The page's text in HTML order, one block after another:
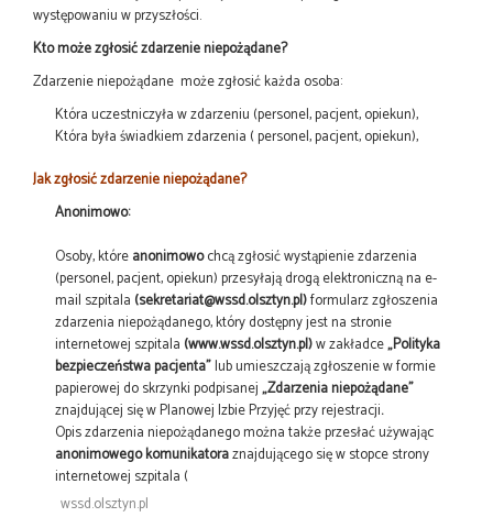
występowaniu w przyszłości.
Kto może zgłosić zdarzenie niepożądane?
Zdarzenie niepożądane może zgłosić każda osoba:
Która uczestniczyła w zdarzeniu (personel, pacjent, opiekun),
Która była świadkiem zdarzenia ( personel, pacjent, opiekun),
Jak zgłosić zdarzenie niepożądane?
Anonimowo:
Osoby, któreanonimowochcą zgłosić wystąpienie zdarzenia
(personel, pacjent, opiekun) przesyłają drogą elektroniczną na e-
mail szpitala (sekretariat@wssd.olsztyn.pl)formularz zgłoszenia
zdarzenia niepożądanego, który dostępny jest na stronie
internetowej szpitala (www.wssd.olsztyn.pl)w zakładce„Polityka
bezpieczeństwa pacjenta”lub umieszczają zgłoszenie w formie
papierowej do skrzynki podpisanej„Zdarzenia niepożądane”
znajdującej się w Planowej Izbie Przyjęć przy rejestracji.
Opis zdarzenia niepożądanego można także przesłać używając
anonimowego komunikatoraznajdującego się w stopce strony
internetowej szpitala (
wssd.olsztyn.pl